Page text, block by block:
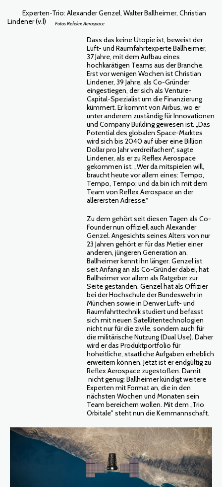
Experten-Trio: Alexander Genzel, Walter Ballheimer, Christian
Lindener (v.l)
Fotos Refelex Aerospace
Dass das keine Utopie ist, beweist der
Luft- und Raumfahrtexperte Ballheimer,
37 Jahre, mit dem Aufbau eines
hochkarätigen Teams aus der Branche.
Erst vor wenigen Wochen ist Christian
Lindener, 39 Jahre, als Co-Gründer
eingestiegen, der sich als Venture-
Capital-Spezialist um die Finanzierung
kümmert. Er kommt von Airbus, wo er
unter anderem zuständig für Innovationen
und Company Building gewesen ist. „Das
Potential des globalen Space-Marktes
wird sich bis 2040 auf über eine Billion
Dollar pro Jahr verdreifachen“, sagte
Lindener, als er zu Reflex Aerospace
gekommen ist. „Wer da mitspielen will,
braucht heute vor allem eines: Tempo,
Tempo, Tempo; und da bin ich mit dem
Team von Reflex Aerospace an der
allerersten Adresse.“
Zu dem gehört seit diesen Tagen als Co-
Founder nun offiziell auch Alexander
Genzel. Angesichts seines Alters von nur
23 Jahren gehört er für das Metier einer
anderen, jüngeren Generation an.
Ballheimer kennt ihn länger. Genzel ist
seit Anfang an als Co-Gründer dabei, hat
Ballheimer vor allem als Ratgeber zur
Seite gestanden. Genzel hat als Offizier
bei der Hochschule der Bundeswehr in
München sowie in Denver Luft- und
Raumfahrttechnik studiert und befasst
sich mit neuen Satellitentechnologien
nicht nur für die zivile, sondern auch für
die militärische Nutzung (Dual Use). Daher
wird er das Produktportfolio für
hoheitliche, staatliche Aufgaben erheblich
erweitern können. Jetzt ist er endgültig zu
Reflex Aerospace zugestoßen. Damit
nicht genug: Ballheimer kündigt weitere
Experten mit Format an, die in den
nächsten Wochen und Monaten sein
Team bereichern wollen. Mit dem „Trio
Orbitale" steht nun die Kernmannschaft.